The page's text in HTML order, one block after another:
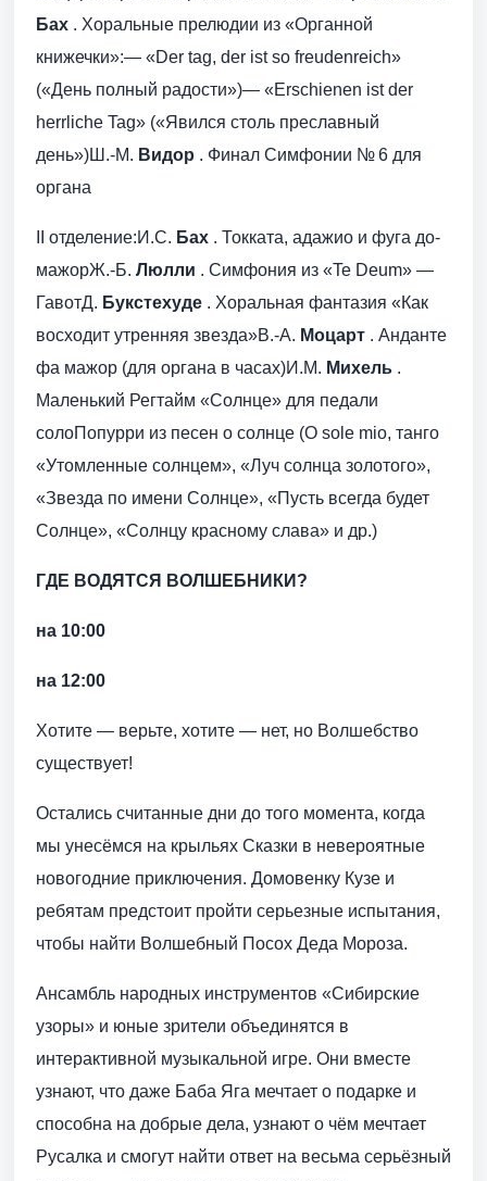
Бах . Хоральные прелюдии из «Органной
книжечки»:— «Der tag, der ist so freudenreich»
(«День полный радости»)— «Erschienen ist der
herrliche Tag» («Явился столь преславный
день»)Ш.-М. Видор . Финал Симфонии № 6 для
органа
II отделение:И.С. Бах . Токката, адажио и фуга до-
мажорЖ.-Б. Люлли . Cимфония из «Te Deum» —
ГавотД. Букстехуде . Хоральная фантазия «Как
восходит утренняя звезда»В.-А. Моцарт . Анданте
фа мажор (для органа в часах)И.М. Михель .
Маленький Регтайм «Солнце» для педали
солоПопурри из песен о солнце (O sole mio, танго
«Утомленные солнцем», «Луч солнца золотого»,
«Звезда по имени Солнце», «Пусть всегда будет
Солнце», «Солнцу красному слава» и др.)
ГДЕ ВОДЯТСЯ ВОЛШЕБНИКИ?
на 10:00
на 12:00
Хотите — верьте, хотите — нет, но Волшебство
существует!
Остались считанные дни до того момента, когда
мы унесёмся на крыльях Сказки в невероятные
новогодние приключения. Домовенку Кузе и
ребятам предстоит пройти серьезные испытания,
чтобы найти Волшебный Посох Деда Мороза.
Ансамбль народных инструментов «Сибирские
узоры» и юные зрители объединятся в
интерактивной музыкальной игре. Они вместе
узнают, что даже Баба Яга мечтает о подарке и
способна на добрые дела, узнают о чём мечтает
Русалка и смогут найти ответ на весьма серьёзный